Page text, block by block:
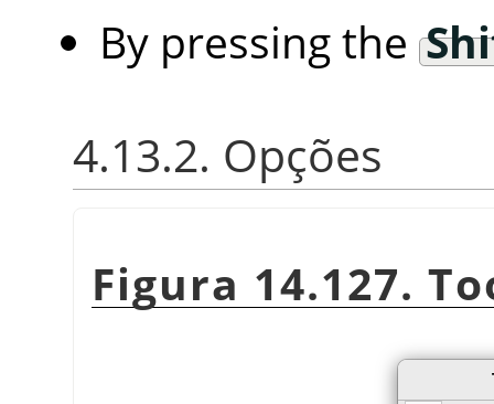
By pressing the
4.13.2. Opções
Figura 14.127.